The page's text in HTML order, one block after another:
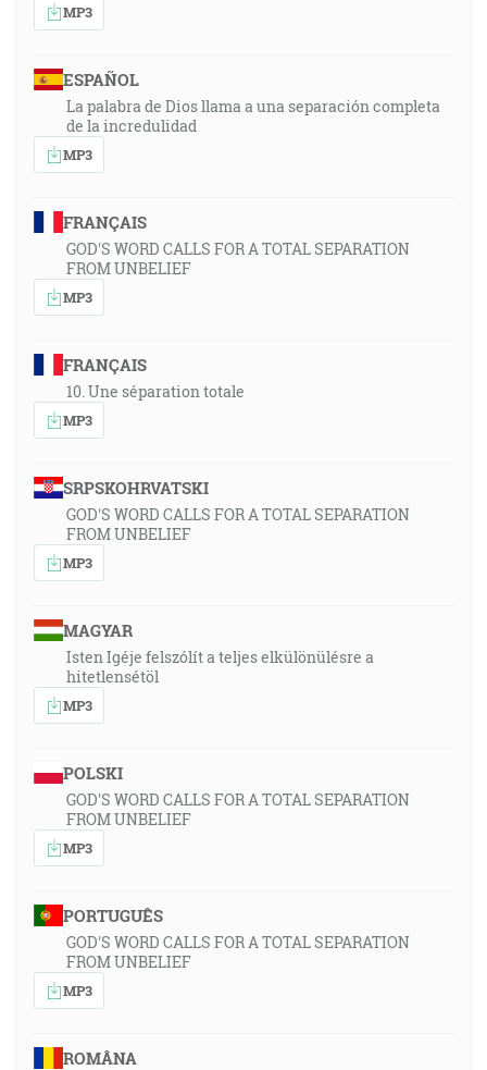
MP3
ESPAÑOL
La palabra de Dios llama a una separación completa
de la incredulidad
MP3
FRANÇAIS
GOD'S WORD CALLS FOR A TOTAL SEPARATION
FROM UNBELIEF
MP3
FRANÇAIS
10. Une séparation totale
MP3
SRPSKOHRVATSKI
GOD'S WORD CALLS FOR A TOTAL SEPARATION
FROM UNBELIEF
MP3
MAGYAR
Isten Igéje felszólít a teljes elkülönülésre a
hitetlensétöl
MP3
POLSKI
GOD'S WORD CALLS FOR A TOTAL SEPARATION
FROM UNBELIEF
MP3
PORTUGUÊS
GOD'S WORD CALLS FOR A TOTAL SEPARATION
FROM UNBELIEF
MP3
ROMÂNA